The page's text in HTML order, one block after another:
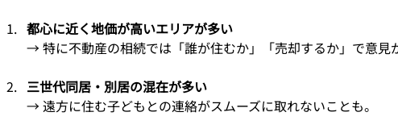
都心に近く地価が高いエリアが多い
→ 特に不動産の相続では「誰が住むか」「売却するか」で意見
三世代同居・別居の混在が多い
→ 遠方に住む子どもとの連絡がスムーズに取れないことも。